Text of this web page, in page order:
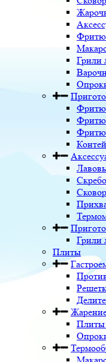
Грили
Грили
Плиты
Плиты